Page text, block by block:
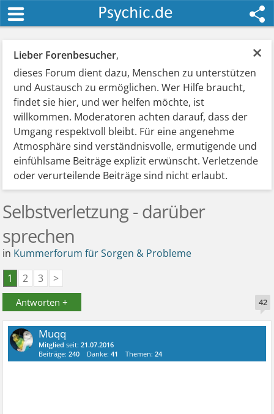
×
Lieber Forenbesucher,
dieses Forum dient dazu, Menschen zu unterstützen
und Austausch zu ermöglichen. Wer Hilfe braucht,
findet sie hier, und wer helfen möchte, ist
willkommen. Moderatoren achten darauf, dass der
Umgang respektvoll bleibt. Für eine angenehme
Atmosphäre sind verständnisvolle, ermutigende und
einfühlsame Beiträge explizit erwünscht. Verletzende
oder verurteilende Beiträge sind nicht erlaubt.
Selbstverletzung - darüber
sprechen
in Kummerforum für Sorgen & Probleme
1
2 3 >
Antworten + 42
Muqq
Mitglied seit:21.07.2016
Beiträge:240 Danke:41 Themen:24